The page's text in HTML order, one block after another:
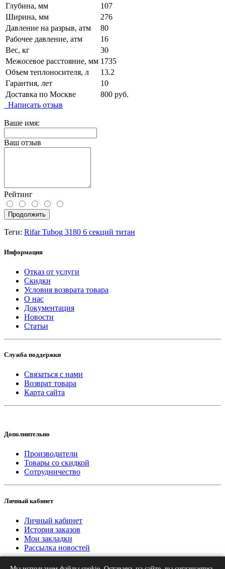
Глубина, мм
107
Ширина, мм
276
Давление на разрыв, атм
80
Рабочее давление, атм
16
Вес, кг
30
Межосевое расстояние, мм 1735
Объем теплоносителя, л
13.2
Гарантия, лет
10
Доставка по Москве
800 руб.
Написать отзыв
Ваше имя:
Ваш отзыв
Рейтинг
Продолжить
Теги: Rifar Tubog 3180 6 секций титан
Информация
Отказ от услуги
Скидки
Условия возврата товара
О нас
Документация
Новости
Статьи
Служба поддержки
Связаться с нами
Возврат товара
Карта сайта
Дополнительно
Производители
Товары со скидкой
Сотрудничество
Личный кабинет
Личный кабинет
История заказов
Мои закладки
Рассылка новостей